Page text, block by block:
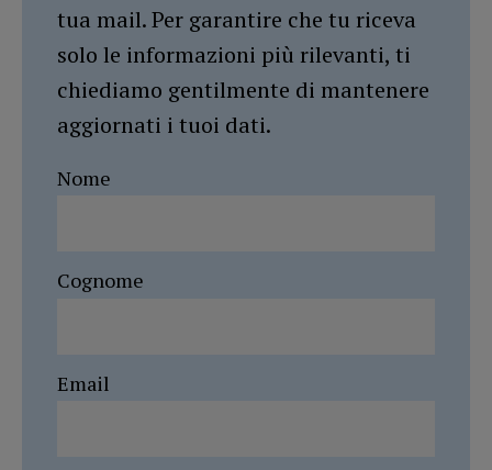
tua mail. Per garantire che tu riceva
solo le informazioni più rilevanti, ti
chiediamo gentilmente di mantenere
aggiornati i tuoi dati.
Nome
Cognome
Email